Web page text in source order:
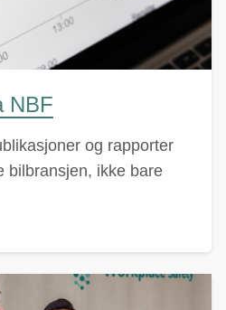
NBF
og rapporter
bilbransjen, ikke bare